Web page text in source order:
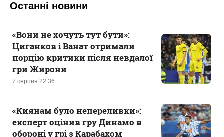
Останні новини
7 серпня 22:36
«Вони не хочуть тут бути»:
Циганков і Ванат отримали
порцію критики після невдалої
гри Жирони
«Киянам було непереливки»:
експерт оцінив гру Динамо в
обороні у грі з Карабахом